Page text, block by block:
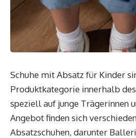
Schuhe mit Absatz für Kinder
Produktkategorie innerhalb
speziell auf junge Trägerinnen
Angebot finden sich
Absatzschuhen, darunter